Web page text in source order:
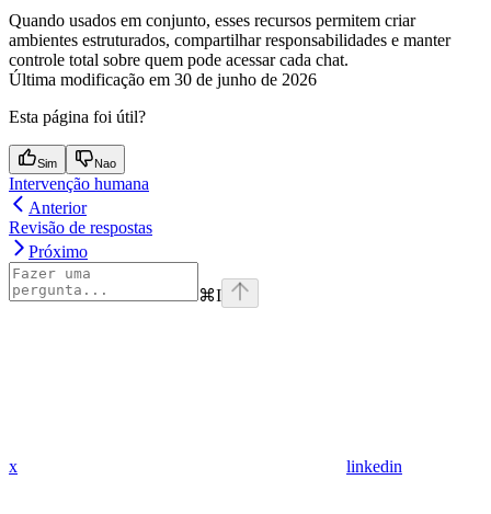
Quando usados em conjunto, esses recursos permitem criar
ambientes estruturados, compartilhar responsabilidades e manter
controle total sobre quem pode acessar cada chat.
Última modificação em 30 de junho de 2026
Esta página foi útil?
Sim Nao
Intervenção humana
Anterior
Revisão de respostas
Próximo
⌘I
x linkedin